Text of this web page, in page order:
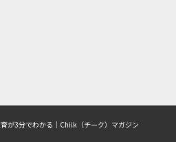
が3分でわかる｜Chiik（チーク）マガジン